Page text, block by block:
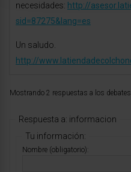
necesidades: http://
sid=87275&lang=es
Un saludo.
http://
Mostrando 2 respuestas a los debates
Respuesta a: informacion
Tu información:
Nombre (obligatorio):